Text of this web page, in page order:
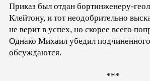
Приказ был отдан бортинженеру-
Клейтону, и тот неодобрительно
не верит в успех, но скорее всего
Однако Михаил убедил
обсуждаются.
***